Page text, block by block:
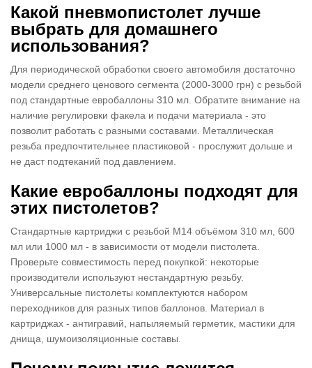
Какой пневмопистолет лучше
выбрать для домашнего
использования?
Для периодической обработки своего автомобиля достаточно
модели среднего ценового сегмента (2000-3000 грн) с резьбой
под стандартные евробаллоны 310 мл. Обратите внимание на
наличие регулировки факела и подачи материала - это
позволит работать с разными составами. Металлическая
резьба предпочтительнее пластиковой - прослужит дольше и
не даст подтеканий под давлением.
Какие евробаллоны подходят для
этих пистолетов?
Стандартные картриджи с резьбой М14 объёмом 310 мл, 600
мл или 1000 мл - в зависимости от модели пистолета.
Проверьте совместимость перед покупкой: некоторые
производители используют нестандартную резьбу.
Универсальные пистолеты комплектуются набором
переходников для разных типов баллонов. Материал в
картриджах - антигравий, напыляемый герметик, мастики для
днища, шумоизоляционные составы.